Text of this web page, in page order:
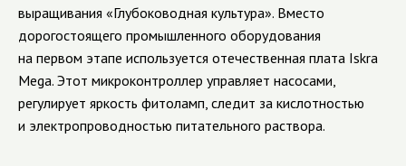
выращивания «Глубоководная культура». Вместо
дорогостоящего промышленного оборудования
на первом этапе используется отечественная плата Iskra
Mega. Этот микроконтроллер управляет насосами,
регулирует яркость фитоламп, следит за кислотностью
и электропроводностью питательного раствора.